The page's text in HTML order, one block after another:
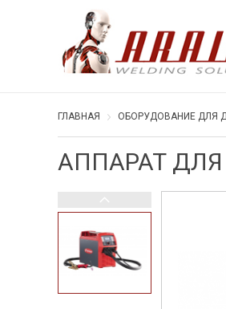
ГЛАВНАЯ ОБОРУДОВАНИЕ ДЛЯ
АППАРАТ ДЛЯ